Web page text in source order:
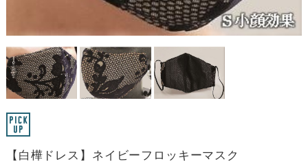
【白樺ドレス】ネイビーフロッキーマスク